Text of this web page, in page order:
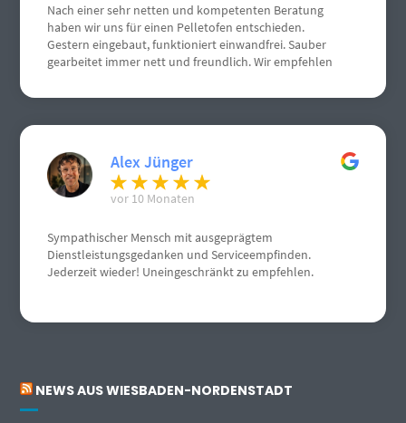
Nach einer sehr netten und kompetenten Beratung
haben wir uns für einen Pelletofen entschieden.
Gestern eingebaut, funktioniert einwandfrei. Sauber
gearbeitet immer nett und freundlich. Wir empfehlen
Geschäfte. Grüße aus Gau Algesheim
Alex Jünger
vor 10 Monaten
Sympathischer Mensch mit ausgeprägtem
Dienstleistungsgedanken und Serviceempfinden.
Jederzeit wieder! Uneingeschränkt zu empfehlen.
NEWS AUS WIESBADEN-NORDENSTADT